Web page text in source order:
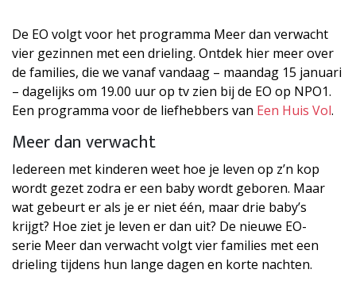
De EO volgt voor het programma Meer dan verwacht
vier gezinnen met een drieling. Ontdek hier meer over
de families, die we vanaf vandaag – maandag 15 januari
– dagelijks om 19.00 uur op tv zien bij de EO op NPO1.
Een programma voor de liefhebbers van Een Huis Vol.
Meer dan verwacht
Iedereen met kinderen weet hoe je leven op z’n kop
wordt gezet zodra er een baby wordt geboren. Maar
wat gebeurt er als je er niet één, maar drie baby’s
krijgt? Hoe ziet je leven er dan uit? De nieuwe EO-
serie Meer dan verwacht volgt vier families met een
drieling tijdens hun lange dagen en korte nachten.